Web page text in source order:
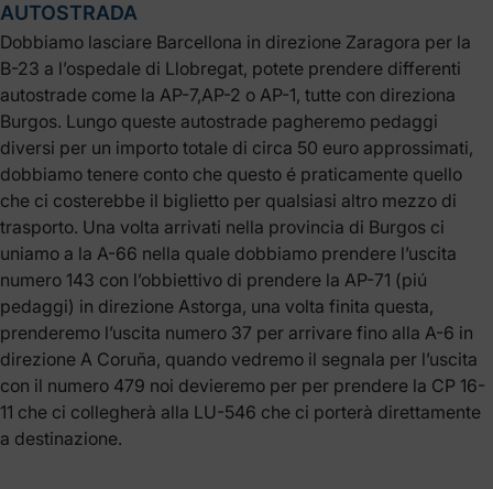
AUTOSTRADA
Dobbiamo lasciare Barcellona in direzione Zaragora per la
B-23 a l’ospedale di Llobregat, potete prendere differenti
autostrade come la AP-7,AP-2 o AP-1, tutte con direziona
Burgos. Lungo queste autostrade pagheremo pedaggi
diversi per un importo totale di circa 50 euro approssimati,
dobbiamo tenere conto che questo é praticamente quello
che ci costerebbe il biglietto per qualsiasi altro mezzo di
trasporto. Una volta arrivati nella provincia di Burgos ci
uniamo a la A-66 nella quale dobbiamo prendere l’uscita
numero 143 con l’obbiettivo di prendere la AP-71 (piú
pedaggi) in direzione Astorga, una volta finita questa,
prenderemo l’uscita numero 37 per arrivare fino alla A-6 in
direzione A Coruña, quando vedremo il segnala per l’uscita
con il numero 479 noi devieremo per per prendere la CP 16-
11 che ci collegherà alla LU-546 che ci porterà direttamente
a destinazione.